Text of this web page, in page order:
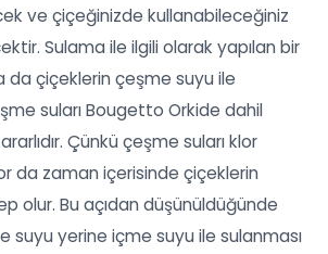
ve çiçeğinizde kullanabileceğiniz
Sulama ile ilgili olarak yapılan bir
da çiçeklerin çeşme suyu ile
suları Bougetto Orkide dahil
Çünkü çeşme suları klor
da zaman içerisinde çiçeklerin
olur. Bu açıdan düşünüldüğünde
suyu yerine içme suyu ile sulanması